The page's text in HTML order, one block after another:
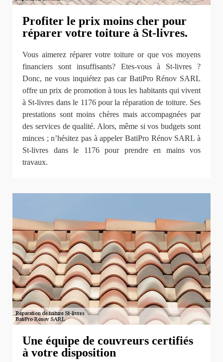
Profiter le prix moins cher pour
réparer votre toiture à St-livres.
Vous aimerez réparer votre toiture or que vos moyens
financiers sont insuffisants? Etes-vous à St-livres ?
Donc, ne vous inquiétez pas car BatiPro Rénov SARL
offre un prix de promotion à tous les habitants qui vivent
à St-livres dans le 1176 pour la réparation de toiture. Ses
prestations sont moins chères mais accompagnées par
des services de qualité. Alors, même si vos budgets sont
minces ; n’hésitez pas à appeler BatiPro Rénov SARL à
St-livres dans le 1176 pour prendre en mains vos
travaux.
Une équipe de couvreurs certifiés
à votre disposition